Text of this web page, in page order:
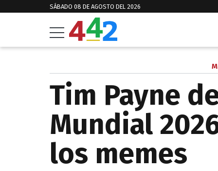
SÁBADO 08 DE AGOSTO DEL 2026
Tim Payne
Mundial
los memes